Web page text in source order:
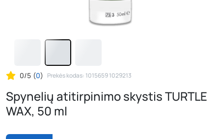
0/5 (0) Prekės kodas: 1015659 1029213
Spynelių atitirpinimo skystis TURTLE
WAX, 50 ml